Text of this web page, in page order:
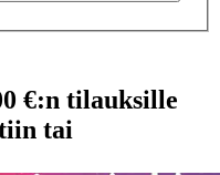
€:n tilauksille
tai